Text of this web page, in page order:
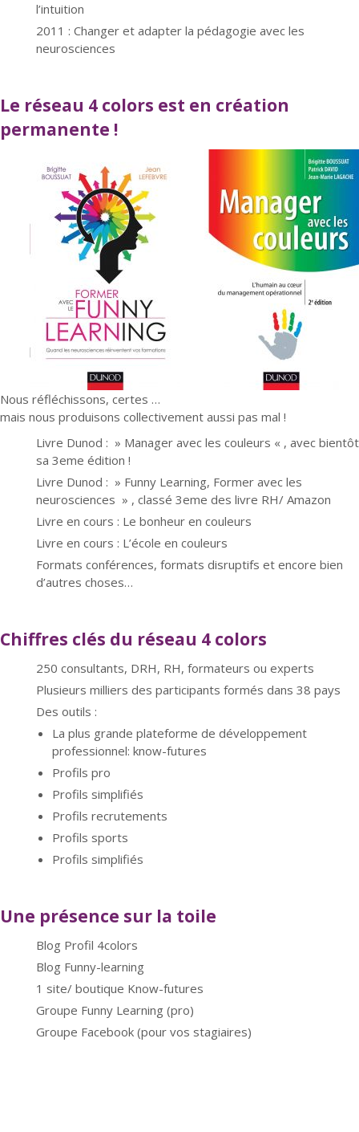
l’intuition
2011 : Changer et adapter la pédagogie avec les
neurosciences
Le réseau 4 colors est en création
permanente !
Nous réfléchissons, certes …
mais nous produisons collectivement aussi pas mal !
Livre Dunod : » Manager avec les couleurs « , avec bientôt
sa 3eme édition !
Livre Dunod : » Funny Learning, Former avec les
neurosciences » , classé 3eme des livre RH/ Amazon
Livre en cours : Le bonheur en couleurs
Livre en cours : L’école en couleurs
Formats conférences, formats disruptifs et encore bien
d’autres choses…
Chiffres clés du réseau 4 colors
250 consultants, DRH, RH, formateurs ou experts
Plusieurs milliers des participants formés dans 38 pays
Des outils :
La plus grande plateforme de développement
professionnel: know-futures
Profils pro
Profils simplifiés
Profils recrutements
Profils sports
Profils simplifiés
Une présence sur la toile
Blog Profil 4colors
Blog Funny-learning
1 site/ boutique Know-futures
Groupe Funny Learning (pro)
Groupe Facebook (pour vos stagiaires)